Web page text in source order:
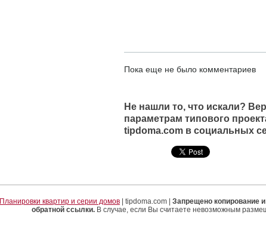
Пока еще не было комментариев
Не нашли то, что искали?
параметрам типового
tipdoma.com в социальных
Планировки квартир и серии домов | tipdoma.com | Запрещено копирование
обратной ссылки.В случае, если Вы считаете невозможным